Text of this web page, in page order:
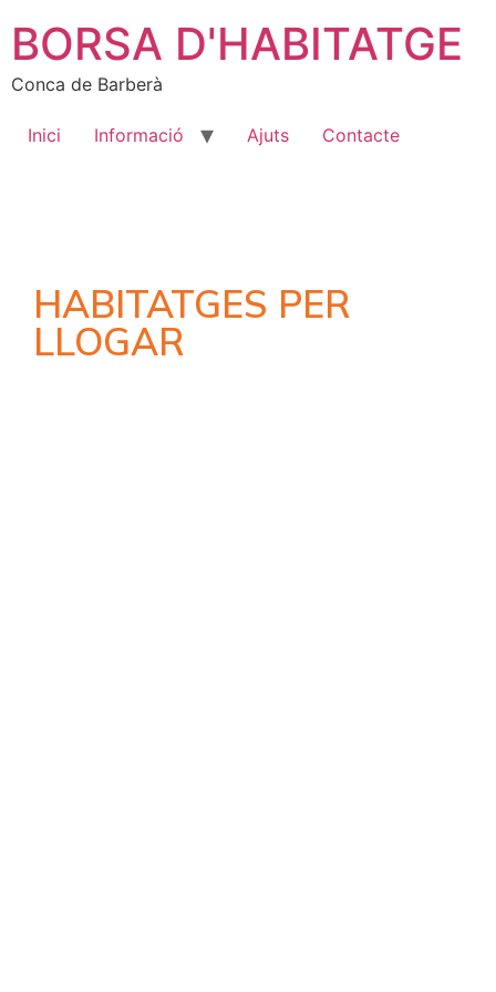
BORSA D'HABITATGE
Conca de Barberà
Inici Informació Ajuts Contacte
HABITATGES PER
LLOGAR